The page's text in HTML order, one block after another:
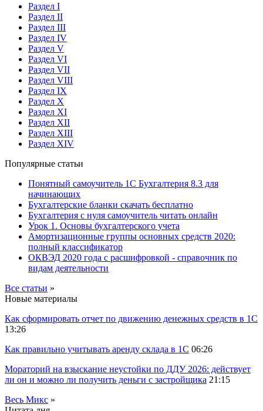
Раздел I
Раздел II
Раздел III
Раздел IV
Раздел V
Раздел VI
Раздел VII
Раздел VIII
Раздел IX
Раздел X
Раздел XI
Раздел XII
Раздел XIII
Раздел XIV
Популярные статьи
Понятный самоучитель 1С Бухгалтерия 8.3 для
начинающих
Бухгалтерские бланки скачать бесплатно
Бухгалтерия с нуля самоучитель читать онлайн
Урок 1. Основы бухгалтерского учета
Амортизационные группы основных средств 2020:
полный классификатор
ОКВЭД 2020 года с расшифровкой - справочник по
видам деятельности
Все статьи »
Новые материалы
Как сформировать отчет по движению денежных средств в 1С
13:26
Как правильно учитывать аренду склада в 1С 06:26
Мораторий на взыскание неустойки по ДДУ 2026: действует
ли он и можно ли получить деньги с застройщика 21:15
Весь Микс »